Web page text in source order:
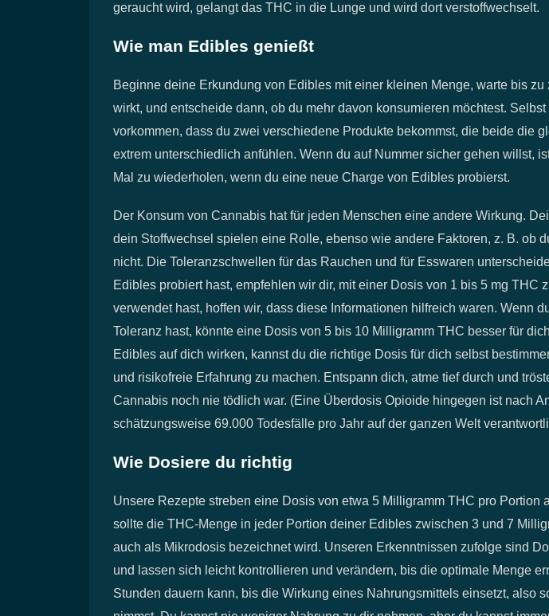
geraucht wird, gelangt das THC in die Lunge und wird dort verstoffwechselt.
Wie man Edibles genießt
Beginne deine Erkundung von Edibles mit einer kleinen Menge, warte bis
wirkt, und entscheide dann, ob du mehr davon konsumieren möchtest.
vorkommen, dass du zwei verschiedene Produkte bekommst, die beide die
extrem unterschiedlich anfühlen. Wenn du auf Nummer sicher gehen willst,
Mal zu wiederholen, wenn du eine neue Charge von Edibles probierst.
Der Konsum von Cannabis hat für jeden Menschen eine andere Wirkung.
dein Stoffwechsel spielen eine Rolle, ebenso wie andere Faktoren, z. B. ob
nicht. Die Toleranzschwellen für das Rauchen und für Esswaren
Edibles probiert hast, empfehlen wir dir, mit einer Dosis von 1 bis 5 mg THC
verwendet hast, hoffen wir, dass diese Informationen hilfreich waren. Wenn
Toleranz hast, könnte eine Dosis von 5 bis 10 Milligramm THC besser für
Edibles auf dich wirken, kannst du die richtige Dosis für dich selbst
und risikofreie Erfahrung zu machen. Entspann dich, atme tief durch und
Cannabis noch nie tödlich war. (Eine Überdosis Opioide hingegen ist nach
schätzungsweise 69.000 Todesfälle pro Jahr auf der ganzen Welt
Wie Dosiere du richtig
Unsere Rezepte streben eine Dosis von etwa 5 Milligramm THC pro Portion
sollte die THC-Menge in jeder Portion deiner Edibles zwischen 3 und 7
auch als Mikrodosis bezeichnet wird. Unseren Erkenntnissen zufolge sind
und lassen sich leicht kontrollieren und verändern, bis die optimale Menge
Stunden dauern kann, bis die Wirkung eines Nahrungsmittels einsetzt, also